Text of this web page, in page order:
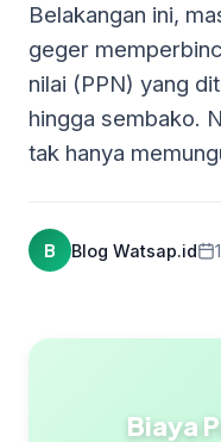
Belakangan ini,
geger
nilai (PPN) yang
hingga sembako.
tak hanya
B Blog Watsap.id
Biaya